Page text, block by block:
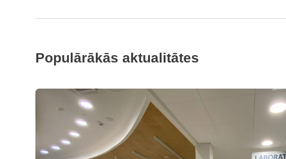
Populārākās aktualitātes